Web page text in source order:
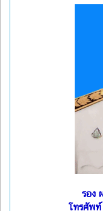
รอง
โทรศัพ